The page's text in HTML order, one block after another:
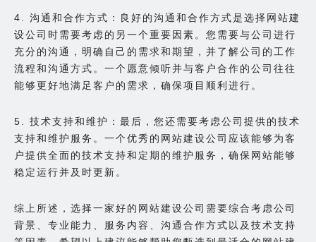
4. 沟通和合作方式：良好的沟通和合作方式是选择网站建
设公司时需要考虑的另一个重要因素。您需要与公司进行
充分的沟通，明确自己的需求和期望，并了解公司的工作
流程和沟通方式。一个愿意倾听并与客户合作的公司往往
能够更好地满足客户的需求，确保项目顺利进行。
5. 技术支持和维护：最后，您还需要考虑公司提供的技术
支持和维护服务。一个优秀的网站建设公司应该能够为客
户提供全面的技术支持和定期的维护服务，确保网站能够
稳定运行并及时更新。
综上所述，选择一家好的网站建设公司需要综合考虑公司
背景、专业能力、服务内容、沟通合作方式以及技术支持